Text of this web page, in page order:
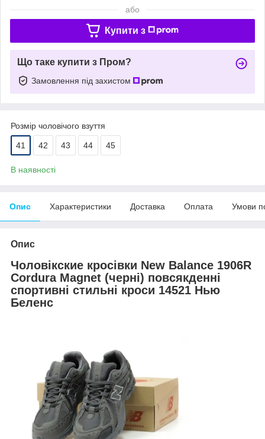
або
Купити з
Що таке купити з Пром?
Замовлення під захистом
Розмір чоловічого взуття
41 42 43 44 45
В наявності
Опис Характеристики Доставка Оплата Умови
Опис
Чоловікские кросівки New Balance 1906R
Cordura Magnet (чернi) повсякденні
спортивні стильні кроси 14521 Нью
Беленс